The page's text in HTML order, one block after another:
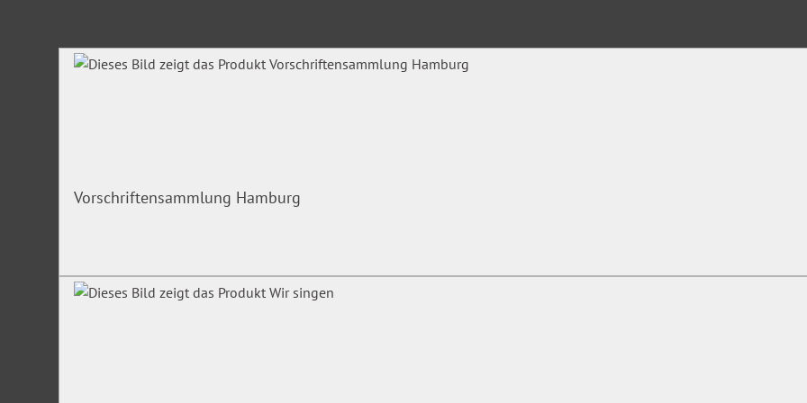
Produktgalerie überspringen
Vorschriftensammlung Hamburg